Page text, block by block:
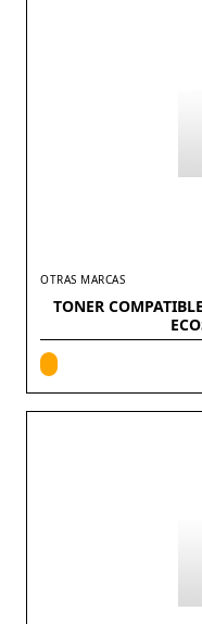
OTRAS MARCAS
TONER